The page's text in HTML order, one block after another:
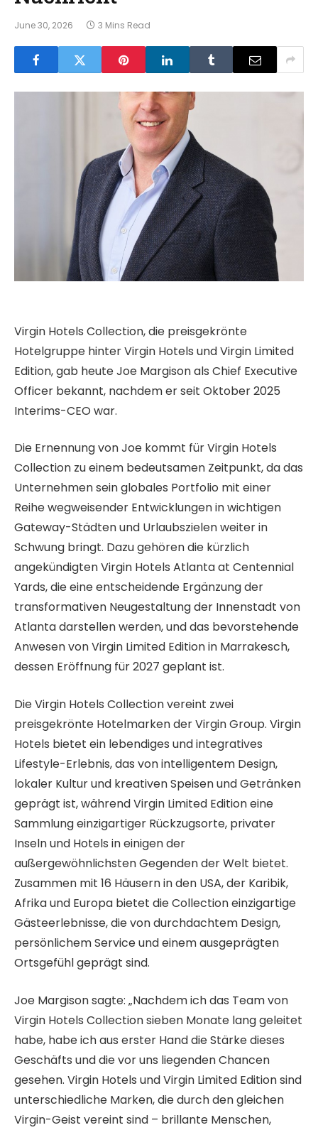
June 30, 2026 3 Mins Read
Virgin Hotels Collection, die preisgekrönte
Hotelgruppe hinter Virgin Hotels und Virgin Limited
Edition, gab heute Joe Margison als Chief Executive
Officer bekannt, nachdem er seit Oktober 2025
Interims-CEO war.
Die Ernennung von Joe kommt für Virgin Hotels
Collection zu einem bedeutsamen Zeitpunkt, da das
Unternehmen sein globales Portfolio mit einer
Reihe wegweisender Entwicklungen in wichtigen
Gateway-Städten und Urlaubszielen weiter in
Schwung bringt. Dazu gehören die kürzlich
angekündigten Virgin Hotels Atlanta at Centennial
Yards, die eine entscheidende Ergänzung der
transformativen Neugestaltung der Innenstadt von
Atlanta darstellen werden, und das bevorstehende
Anwesen von Virgin Limited Edition in Marrakesch,
dessen Eröffnung für 2027 geplant ist.
Die Virgin Hotels Collection vereint zwei
preisgekrönte Hotelmarken der Virgin Group. Virgin
Hotels bietet ein lebendiges und integratives
Lifestyle-Erlebnis, das von intelligentem Design,
lokaler Kultur und kreativen Speisen und Getränken
geprägt ist, während Virgin Limited Edition eine
Sammlung einzigartiger Rückzugsorte, privater
Inseln und Hotels in einigen der
außergewöhnlichsten Gegenden der Welt bietet.
Zusammen mit 16 Häusern in den USA, der Karibik,
Afrika und Europa bietet die Collection einzigartige
Gästeerlebnisse, die von durchdachtem Design,
persönlichem Service und einem ausgeprägten
Ortsgefühl geprägt sind.
Joe Margison sagte: „Nachdem ich das Team von
Virgin Hotels Collection sieben Monate lang geleitet
habe, habe ich aus erster Hand die Stärke dieses
Geschäfts und die vor uns liegenden Chancen
gesehen. Virgin Hotels und Virgin Limited Edition sind
unterschiedliche Marken, die durch den gleichen
Virgin-Geist vereint sind – brillante Menschen,